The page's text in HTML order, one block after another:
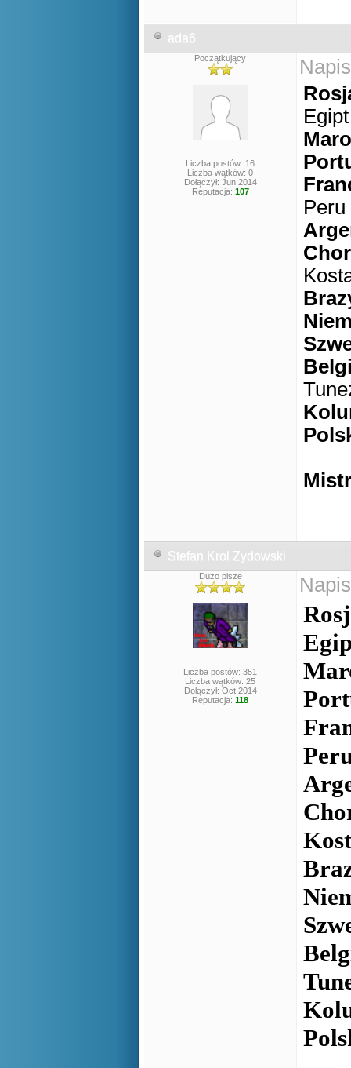
ada6
Początkujący
Liczba postów: 16
Liczba wątków: 0
Dołączył: Jun 2014
Reputacja: 107
Stefan Krol Zydowski
Dużo pisze
Liczba postów: 351
Liczba wątków: 25
Dołączył: Oct 2014
Reputacja: 118